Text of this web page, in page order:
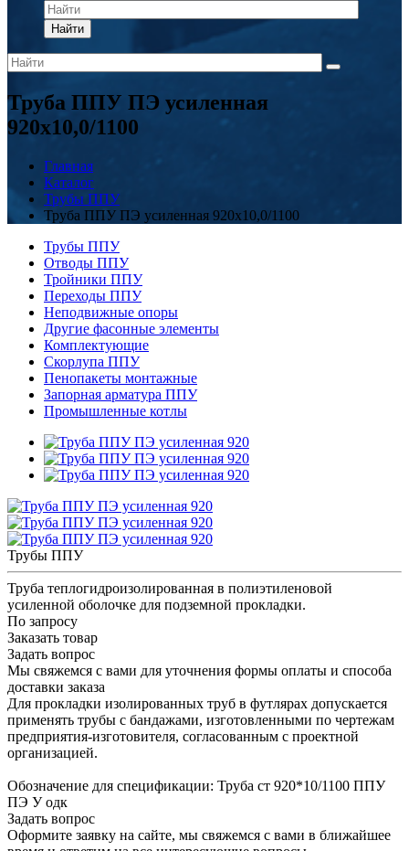
Найти
Труба ППУ ПЭ усиленная
920х10,0/1100
Главная
Каталог
Трубы ППУ
Труба ППУ ПЭ усиленная 920х10,0/1100
Трубы ППУ
Отводы ППУ
Тройники ППУ
Переходы ППУ
Неподвижные опоры
Другие фасонные элементы
Комплектующие
Скорлупа ППУ
Пенопакеты монтажные
Запорная арматура ППУ
Промышленные котлы
Трубы ППУ
Труба теплогидроизолированная в полиэтиленовой
усиленной оболочке для подземной прокладки.
По запросу
Заказать товар
Задать вопрос
Мы свяжемся с вами для уточнения формы оплаты и способа
доставки заказа
Для прокладки изолированных труб в футлярах допускается
применять трубы с бандажами, изготовленными по чертежам
предприятия-изготовителя, согласованным с проектной
организацией.
Обозначение для спецификации: Труба ст 920*10/1100 ППУ
ПЭ У одк
Задать вопрос
Оформите заявку на сайте, мы свяжемся с вами в ближайшее